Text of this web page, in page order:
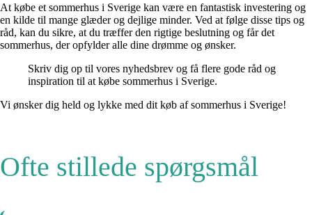
At købe et sommerhus i Sverige kan være en fantastisk investering og
en kilde til mange glæder og dejlige minder. Ved at følge disse tips og
råd, kan du sikre, at du træffer den rigtige beslutning og får det
sommerhus, der opfylder alle dine drømme og ønsker.
Skriv dig op til vores nyhedsbrev og få flere gode råd og
inspiration til at købe sommerhus i Sverige.
Vi ønsker dig held og lykke med dit køb af sommerhus i Sverige!
Ofte stillede spørgsmål